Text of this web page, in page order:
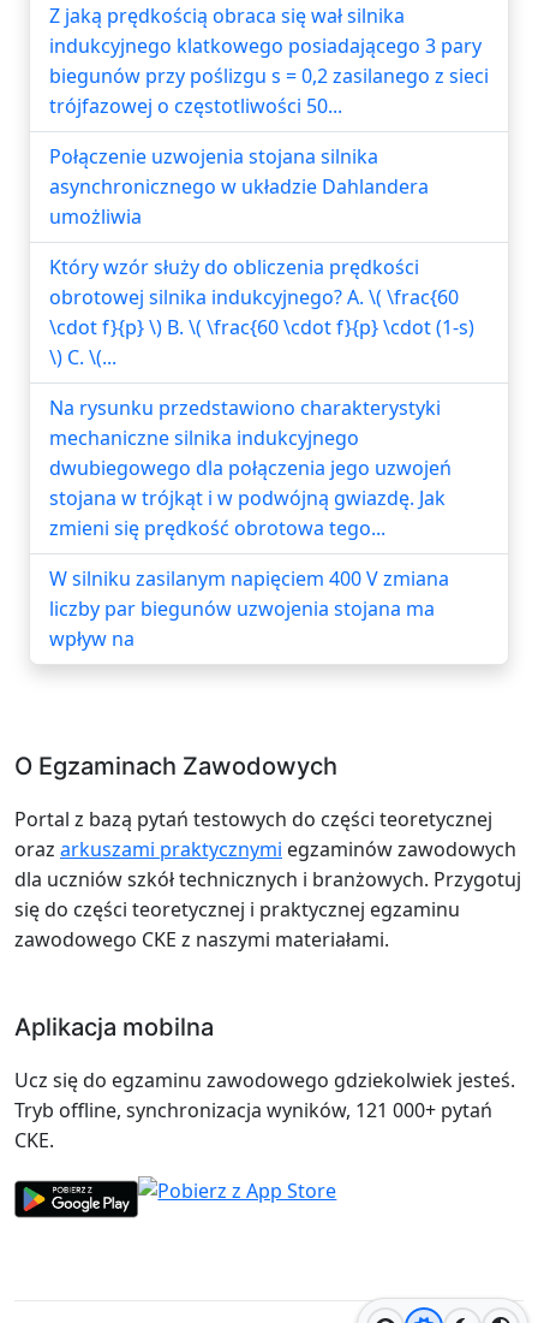
Z jaką prędkością obraca się wał silnika
indukcyjnego klatkowego posiadającego 3 pary
biegunów przy poślizgu s = 0,2 zasilanego z sieci
trójfazowej o częstotliwości 50...
Połączenie uzwojenia stojana silnika
asynchronicznego w układzie Dahlandera
umożliwia
Który wzór służy do obliczenia prędkości
obrotowej silnika indukcyjnego? A. \( \frac{60
\cdot f}{p} \) B. \( \frac{60 \cdot f}{p} \cdot (1-s)
\) C. \(...
Na rysunku przedstawiono charakterystyki
mechaniczne silnika indukcyjnego
dwubiegowego dla połączenia jego uzwojeń
stojana w trójkąt i w podwójną gwiazdę. Jak
zmieni się prędkość obrotowa tego...
W silniku zasilanym napięciem 400 V zmiana
liczby par biegunów uzwojenia stojana ma
wpływ na
O Egzaminach Zawodowych
Portal z bazą pytań testowych do części teoretycznej
oraz arkuszami praktycznymi egzaminów zawodowych
dla uczniów szkół technicznych i branżowych. Przygotuj
się do części teoretycznej i praktycznej egzaminu
zawodowego CKE z naszymi materiałami.
Aplikacja mobilna
Ucz się do egzaminu zawodowego gdziekolwiek jesteś.
Tryb offline, synchronizacja wyników, 121 000+ pytań
CKE.